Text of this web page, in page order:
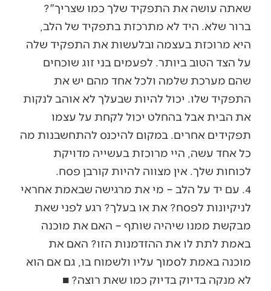
שאתה עושה את התפקיד שלך כמו שצריך"?
ברור שלא. היד לא מתרכזת בתפקיד של הלב,
היא מרוכזת בעצמה ובלעשות את התפקיד שלה
על הצד הטוב ביותר. לפעמים בני זוג שוכחים
שהם מערכת שלמה ולכל אחד מהם יש את
התפקיד שלו. יכול להיות שבעלך לא אוהב לנקות
את הבית אבל בהחלט יכול לקחת על עצמו
תפקידים אחרים. במקום להיכנס להתחשבנות מה
כל אחד עשה, היי מרוכזת בעשייה מדויקת
לכוחות שלך. אין מצווה להיות קורבן פסח.
4. עם יד על הלב – מי את מרגישה שבאמת אחראי
לניקיונות לפסח? את או בעלך? רגע לפני שאת
מבקשת ממנו שיהיה שותף – האם את מוכנה
באמת לתת לו את ההזדמנות הזו? האם את
מוכנה באמת לסמוך עליו ולשמוח בו, גם אם הוא
לא מנקה בדיוק בדיוק כמו שאת רוצה? ■